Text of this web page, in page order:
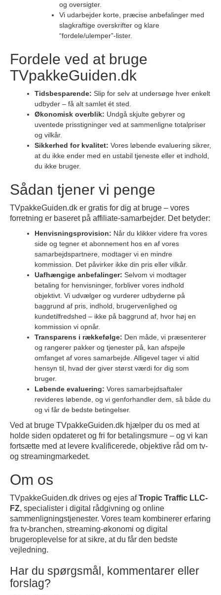
og oversigter.
Vi udarbejder korte, præcise anbefalinger med
slagkraftige overskrifter og klare
“fordele/ulemper”-lister.
Fordele ved at bruge
TVpakkeGuiden.dk
Tidsbesparende: Slip for selv at undersøge hver enkelt
udbyder – få alt samlet ét sted.
Økonomisk overblik: Undgå skjulte gebyrer og
uventede prisstigninger ved at sammenligne totalpriser
og vilkår.
Sikkerhed for kvalitet: Vores løbende evaluering sikrer,
at du ikke ender med en ustabil tjeneste eller et indhold,
du ikke bruger.
Sådan tjener vi penge
TVpakkeGuiden.dk er gratis for dig at bruge – vores
forretning er baseret på affiliate-samarbejder. Det betyder:
Henvisningsprovision: Når du klikker videre fra vores
side og tegner et abonnement hos en af vores
samarbejdspartnere, modtager vi en mindre
kommission. Det påvirker ikke din pris eller vilkår.
Uafhængige anbefalinger: Selvom vi modtager
betaling for henvisninger, forbliver vores indhold
objektivt. Vi udvælger og vurderer udbyderne på
baggrund af pris, indhold, brugervenlighed og
kundetilfredshed – ikke på baggrund af, hvor høj en
kommission vi opnår.
Transparens i rækkefølge: Den måde, vi præsenterer
og rangerer pakker og tjenester på, kan afspejle
omfanget af vores samarbejde. Alligevel tager vi altid
hensyn til, hvad der giver størst værdi for dig som
bruger.
Løbende evaluering: Vores samarbejdsaftaler
revideres løbende, og vi genforhandler dem, så både du
og vi får de bedste betingelser.
Ved at bruge TVpakkeGuiden.dk hjælper du os med at
holde siden opdateret og fri for betalingsmure – og vi kan
fortsætte med at levere kvalificerede, objektive råd om tv-
og streamingmarkedet.
Om os
TVpakkeGuiden.dk drives og ejes afTropic Traffic LLC-
FZ, specialister i digital rådgivning og online
sammenligningstjenester. Vores team kombinerer erfaring
fra tv-branchen, streaming-økonomi og digital
brugeroplevelse for at sikre, at du får den bedste
vejledning.
Har du spørgsmål, kommentarer eller
forslag?